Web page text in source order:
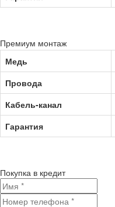
Премиум монтаж
Медь
Провода
Кабель-канал
Гарантия
Покупка в кредит